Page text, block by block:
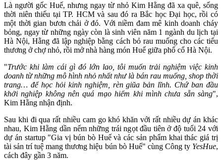
Là người gốc Huế, nhưng ngay từ nhỏ Kim Hằng đã xa quê, sống
thời niên thiếu tại TP. HCM và sau đó ra Bắc học Đại học, rồi có
một thời gian bươn chải ở đó. Với niềm đam mê kinh doanh cháy
bỏng, ngay từ những ngày còn là sinh viên năm 1 ngành du lịch tại
Hà Nội, Hằng đã lập nghiệp bằng cách bỏ rau muống cho các tiểu
thương ở chợ nhỏ, rồi mở nhà hàng món Huế giữa phố cổ Hà Nội.
"Trước khi làm cái gì đó lớn lao, tôi muốn trải nghiệm việc kinh
doanh từ những mô hình nhỏ nhất như là bán rau muống, shop thời
trang… để học hỏi kinh nghiệm, rèn giũa bản lĩnh. Chứ ban đầu
khởi nghiệp không nên quá mạo hiểm khi mình chưa sẵn sàng",
Kim Hằng nhận định.
Sau khi đi qua rất nhiều cam go khó khăn với rất nhiều dự án khác
nhau, Kim Hằng dần nếm những trái ngọt đầu tiên ở độ tuổi 24 với
dự án startup "Gia vị bún bò Huế và các sản phẩm khai thác giá trị
tài sản trí tuệ mang thương hiệu bún bò Huế" cùng Công ty YesHue,
cách đây gần 3 năm.